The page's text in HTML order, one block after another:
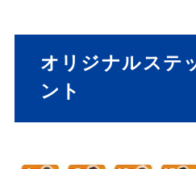
オリジナルステ
ント